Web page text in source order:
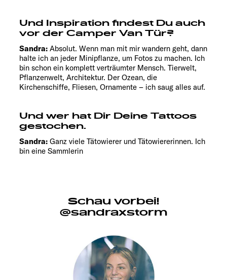
Und Inspiration findest Du auch
vor der Camper Van Tür?
Sandra: Absolut. Wenn man mit mir wandern geht, dann
halte ich an jeder Minipflanze, um Fotos zu machen. Ich
bin schon ein komplett verträumter Mensch. Tierwelt,
Pflanzenwelt, Architektur. Der Ozean, die
Kirchenschiffe, Fliesen, Ornamente – ich saug alles auf.
Und wer hat Dir Deine Tattoos
gestochen.
Sandra: Ganz viele Tätowierer und Tätowiererinnen. Ich
bin eine Sammlerin
Schau vorbei!
@sandraxstorm